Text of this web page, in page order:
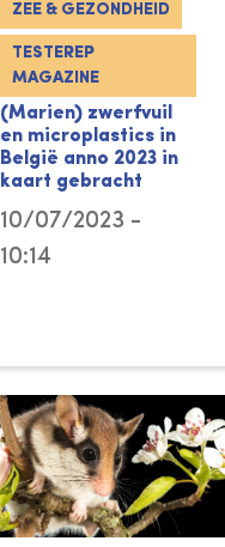
ZEE & GEZONDHEID
TESTEREP
MAGAZINE
(Marien) zwerfvuil
en microplastics in
België anno 2023 in
kaart gebracht
10/07/2023 -
10:14